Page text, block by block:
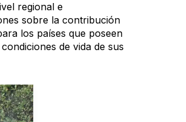
regional e
sobre la contribución
los países que poseen
de vida de sus